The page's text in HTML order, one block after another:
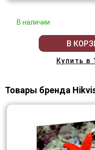
В наличии
В
Купить в
Товары бренда